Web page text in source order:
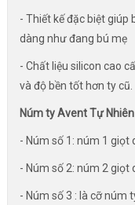
- Thiết kế đặc biệt giúp
dàng như đang bú mẹ
- Chất liệu silicon cao
và độ bền tốt hơn ty cũ.
Núm ty Avent Tự
- Núm số 1: núm 1 giọt
- Núm số 2: núm 2 giọt
- Núm số 3 : là cỡ núm